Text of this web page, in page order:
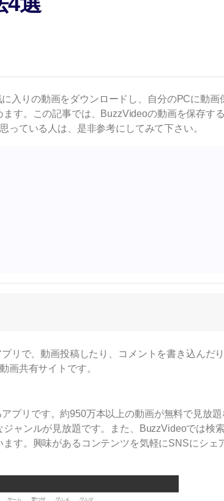
入りの動画をダウンロードし、自分のPCに動画
す。この記事では、BuzzVideoの動画を保存す
ている人は、是非参考にしてみて下さい。
リで、動画投稿したり、コメントを書き込んだ
画共有サイトです。
プリです。約950万本以上の動画が無料で見放題
ャンルが見放題です。また、BuzzVideoでは検
す。興味があるコンテンツを気軽にSNSにシェ